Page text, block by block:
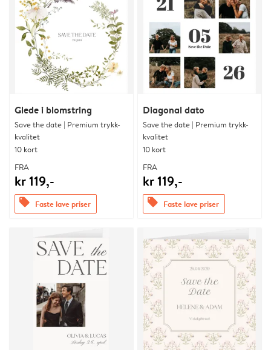
Glede i blomstring
Save the date | Premium trykk-
kvalitet
10 kort
FRA
kr 119,-
offers Faste lave priser
Diagonal dato
Save the date | Premium trykk-
kvalitet
10 kort
FRA
kr 119,-
offers Faste lave priser